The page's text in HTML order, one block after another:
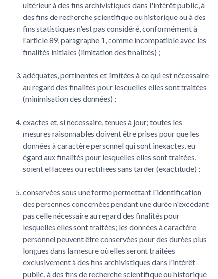
ultérieur à des fins archivistiques dans l'intérêt public, à
des fins de recherche scientifique ou historique ou à des
fins statistiques n'est pas considéré, conformément à
l'article 89, paragraphe 1, comme incompatible avec les
finalités initiales (limitation des finalités) ;
adéquates, pertinentes et limitées à ce qui est nécessaire
au regard des finalités pour lesquelles elles sont traitées
(minimisation des données) ;
exactes et, si nécessaire, tenues à jour; toutes les
mesures raisonnables doivent être prises pour que les
données à caractère personnel qui sont inexactes, eu
égard aux finalités pour lesquelles elles sont traitées,
soient effacées ou rectifiées sans tarder (exactitude) ;
conservées sous une forme permettant l'identification
des personnes concernées pendant une durée n'excédant
pas celle nécessaire au regard des finalités pour
lesquelles elles sont traitées; les données à caractère
personnel peuvent être conservées pour des durées plus
longues dans la mesure où elles seront traitées
exclusivement à des fins archivistiques dans l'intérêt
public, à des fins de recherche scientifique ou historique